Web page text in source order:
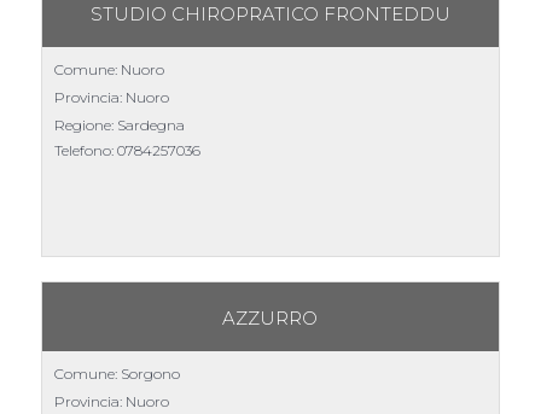
STUDIO CHIROPRATICO FRONTEDDU
Comune: Nuoro
Provincia: Nuoro
Regione: Sardegna
Telefono: 0784257036
AZZURRO
Comune: Sorgono
Provincia: Nuoro